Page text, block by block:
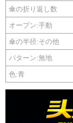
傘の折り返し数
オープン:手動
傘の半径:その他
パターン:無地
色:青